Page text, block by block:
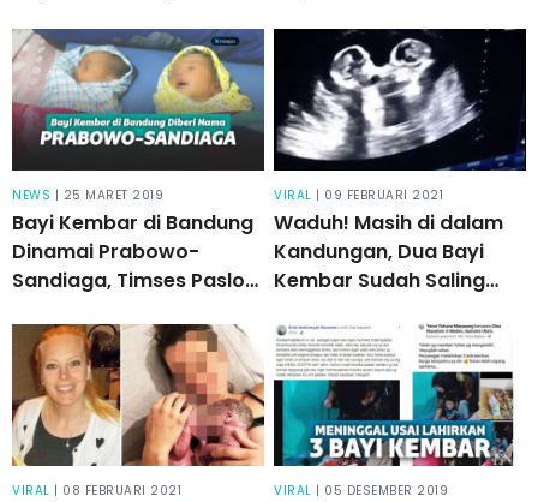
NEWS | 25 MARET 2019
Bayi Kembar di Bandung
Dinamai Prabowo-
Sandiaga, Timses Paslon
Keberuntungan
VIRAL | 09 FEBRUARI 2021
Waduh! Masih di dalam
Kandungan, Dua Bayi
Kembar Sudah Saling
VIRAL | 08 FEBRUARI 2021 VIRAL | 05 DESEMBER 2019